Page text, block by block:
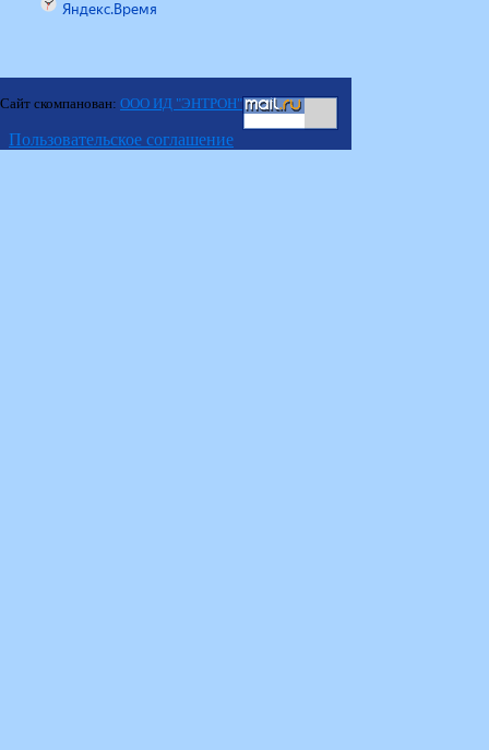
Сайт скомпанован: ООО ИД "ЭНТРОН"
Пользовательское соглашение